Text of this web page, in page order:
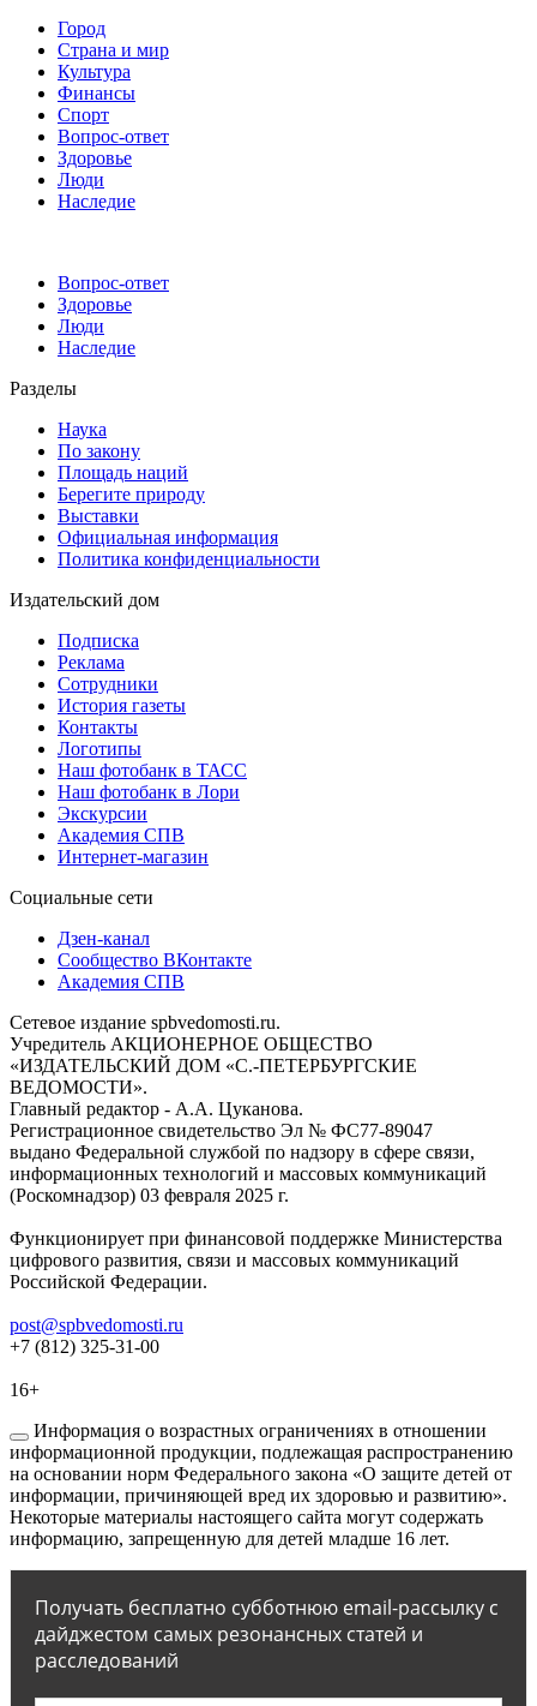
Город
Страна и мир
Культура
Финансы
Спорт
Вопрос-ответ
Здоровье
Люди
Наследие
Вопрос-ответ
Здоровье
Люди
Наследие
Разделы
Наука
По закону
Площадь наций
Берегите природу
Выставки
Официальная информация
Политика конфиденциальности
Издательский дом
Подписка
Реклама
Сотрудники
История газеты
Контакты
Логотипы
Наш фотобанк в ТАСС
Наш фотобанк в Лори
Экскурсии
Академия СПВ
Интернет-магазин
Социальные сети
Дзен-канал
Сообщество ВКонтакте
Академия СПВ
Сетевое издание spbvedomosti.ru.
Учредитель АКЦИОНЕРНОЕ ОБЩЕСТВО
«ИЗДАТЕЛЬСКИЙ ДОМ «С.-ПЕТЕРБУРГСКИЕ
ВЕДОМОСТИ».
Главный редактор - А.А. Цуканова.
Регистрационное свидетельство Эл № ФС77-89047
выдано Федеральной службой по надзору в сфере связи,
информационных технологий и массовых коммуникаций
(Роскомнадзор) 03 февраля 2025 г.
Функционирует при финансовой поддержке Министерства
цифрового развития, связи и массовых коммуникаций
Российской Федерации.
post@spbvedomosti.ru
+7 (812) 325-31-00
16+
Информация о возрастных ограничениях в отношении
информационной продукции, подлежащая распространению
на основании норм Федерального закона «О защите детей от
информации, причиняющей вред их здоровью и развитию».
Некоторые материалы настоящего сайта могут содержать
информацию, запрещенную для детей младше 16 лет.
Получать бесплатно субботнюю email-рассылку с
дайджестом самых резонансных статей и
расследований